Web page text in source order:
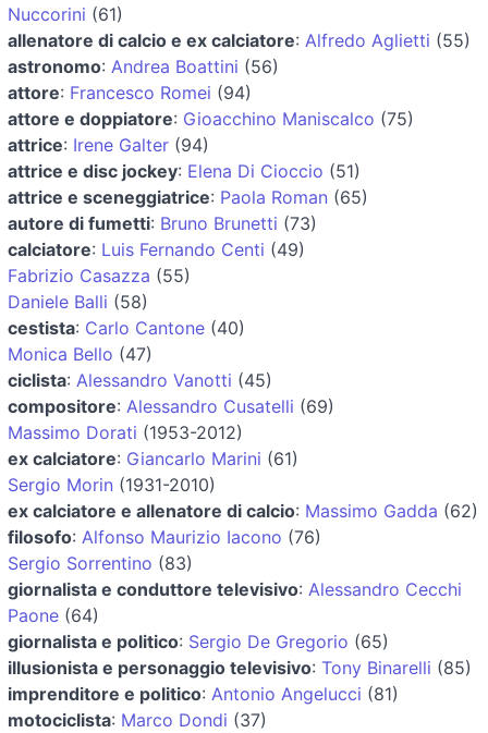
Nuccorini (61)
allenatore di calcio e ex calciatore: Alfredo Aglietti (55)
astronomo: Andrea Boattini (56)
attore: Francesco Romei (94)
attore e doppiatore: Gioacchino Maniscalco (75)
attrice: Irene Galter (94)
attrice e disc jockey: Elena Di Cioccio (51)
attrice e sceneggiatrice: Paola Roman (65)
autore di fumetti: Bruno Brunetti (73)
calciatore: Luis Fernando Centi (49)
Fabrizio Casazza (55)
Daniele Balli (58)
cestista: Carlo Cantone (40)
Monica Bello (47)
ciclista: Alessandro Vanotti (45)
compositore: Alessandro Cusatelli (69)
Massimo Dorati (1953-2012)
ex calciatore: Giancarlo Marini (61)
Sergio Morin (1931-2010)
ex calciatore e allenatore di calcio: Massimo Gadda (62)
filosofo: Alfonso Maurizio Iacono (76)
Sergio Sorrentino (83)
giornalista e conduttore televisivo: Alessandro Cecchi
Paone (64)
giornalista e politico: Sergio De Gregorio (65)
illusionista e personaggio televisivo: Tony Binarelli (85)
imprenditore e politico: Antonio Angelucci (81)
motociclista: Marco Dondi (37)